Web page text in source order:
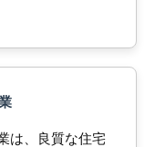
は、良質な住宅